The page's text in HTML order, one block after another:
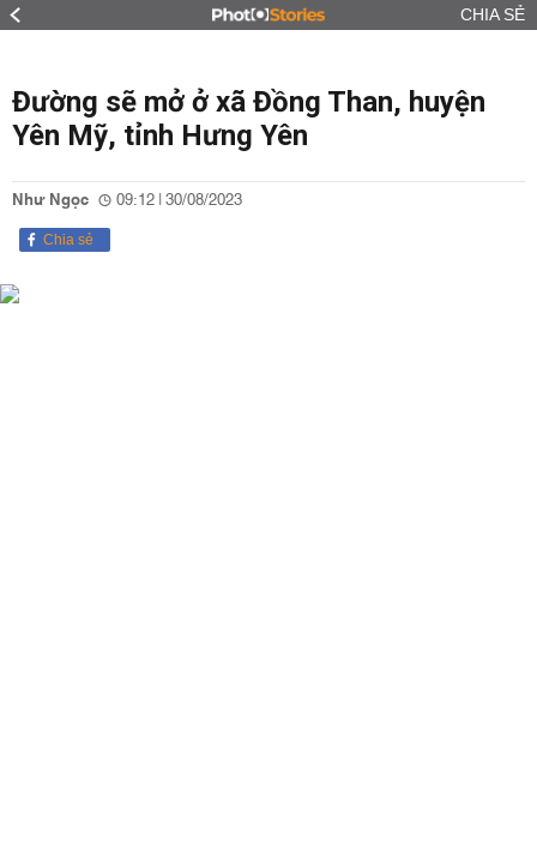
CHIA SẺ
Đường sẽ mở ở xã Đồng Than, huyện
Yên Mỹ, tỉnh Hưng Yên
Như Ngọc 09:12 | 30/08/2023
Chia sẻ